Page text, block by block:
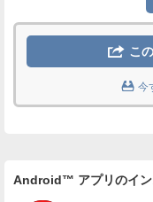
 こ
 今
Android™ アプリのイン